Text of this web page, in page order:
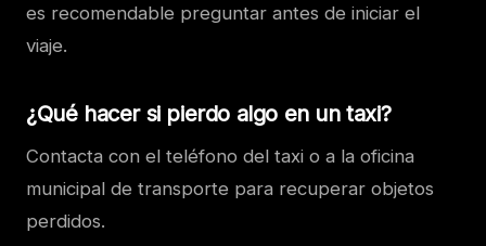
es recomendable preguntar antes de iniciar el
viaje.
¿Qué hacer si pierdo algo en un taxi?
Contacta con el teléfono del taxi o a la oficina
municipal de transporte para recuperar objetos
perdidos.